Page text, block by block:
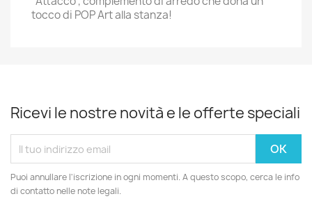
tocco di POP Art alla stanza!
Ricevi le nostre novità e le offerte speciali
Puoi annullare l'iscrizione in ogni momenti. A questo scopo, cerca le info
di contatto nelle note legali.